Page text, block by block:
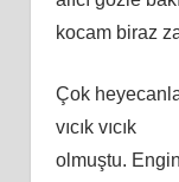
kocam biraz
Çok
vıcık vıcık
olmuştu.